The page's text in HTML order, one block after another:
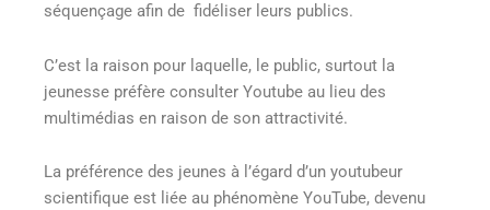
séquençage afin de fidéliser leurs publics.
C’est la raison pour laquelle, le public, surtout la
jeunesse préfère consulter Youtube au lieu des
multimédias en raison de son attractivité.
La préférence des jeunes à l’égard d’un youtubeur
scientifique est liée au phénomène YouTube, devenu